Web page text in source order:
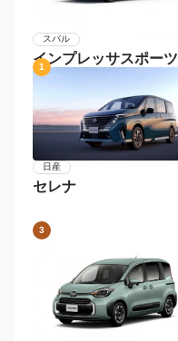
スバル
インプレッサスポーツ
1
日産
セレナ
3